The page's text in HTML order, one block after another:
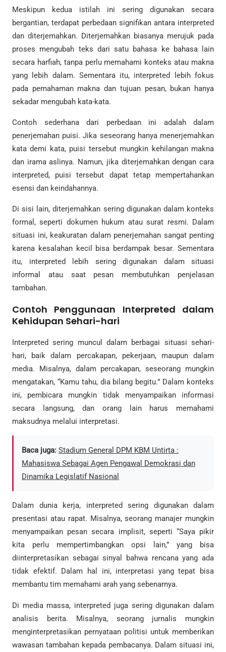
Meskipun kedua istilah ini sering digunakan secara
bergantian, terdapat perbedaan signifikan antara interpreted
dan diterjemahkan. Diterjemahkan biasanya merujuk pada
proses mengubah teks dari satu bahasa ke bahasa lain
secara harfiah, tanpa perlu memahami konteks atau makna
yang lebih dalam. Sementara itu, interpreted lebih fokus
pada pemahaman makna dan tujuan pesan, bukan hanya
sekadar mengubah kata-kata.
Contoh sederhana dari perbedaan ini adalah dalam
penerjemahan puisi. Jika seseorang hanya menerjemahkan
kata demi kata, puisi tersebut mungkin kehilangan makna
dan irama aslinya. Namun, jika diterjemahkan dengan cara
interpreted, puisi tersebut dapat tetap mempertahankan
esensi dan keindahannya.
Di sisi lain, diterjemahkan sering digunakan dalam konteks
formal, seperti dokumen hukum atau surat resmi. Dalam
situasi ini, keakuratan dalam penerjemahan sangat penting
karena kesalahan kecil bisa berdampak besar. Sementara
itu, interpreted lebih sering digunakan dalam situasi
informal atau saat pesan membutuhkan penjelasan
tambahan.
Contoh Penggunaan Interpreted dalam
Kehidupan Sehari-hari
Interpreted sering muncul dalam berbagai situasi sehari-
hari, baik dalam percakapan, pekerjaan, maupun dalam
media. Misalnya, dalam percakapan, seseorang mungkin
mengatakan, “Kamu tahu, dia bilang begitu.” Dalam konteks
ini, pembicara mungkin tidak menyampaikan informasi
secara langsung, dan orang lain harus memahami
maksudnya melalui interpretasi.
Baca juga: Stadium General DPM KBM Untirta :
Mahasiswa Sebagai Agen Pengawal Demokrasi dan
Dinamika Legislatif Nasional
Dalam dunia kerja, interpreted sering digunakan dalam
presentasi atau rapat. Misalnya, seorang manajer mungkin
menyampaikan pesan secara implisit, seperti “Saya pikir
kita perlu mempertimbangkan opsi lain,” yang bisa
diinterpretasikan sebagai sinyal bahwa rencana yang ada
tidak efektif. Dalam hal ini, interpretasi yang tepat bisa
membantu tim memahami arah yang sebenarnya.
Di media massa, interpreted juga sering digunakan dalam
analisis berita. Misalnya, seorang jurnalis mungkin
menginterpretasikan pernyataan politisi untuk memberikan
wawasan tambahan kepada pembacanya. Dalam situasi ini,